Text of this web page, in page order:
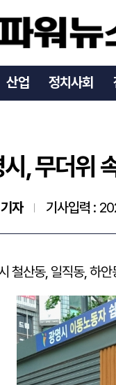
산업 정치사회
, 무더위
자 기사입력 :
철산동, 일직동, 하